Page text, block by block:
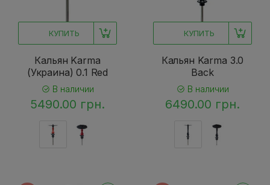
КУПИТЬ
Кальян Karma
(Украина) 0.1 Red
В наличии
5490.00 грн.
КУПИТЬ
Кальян Karma 3.0
Back
В наличии
6490.00 грн.